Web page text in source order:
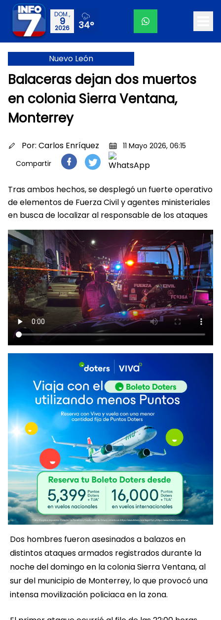
DOM.,
9
2026 34°
Nuevo León
Balaceras dejan dos muertos
en colonia Sierra Ventana,
Monterrey
Por: Carlos Enríquez
11 Mayo 2026, 06:15
Compartir
Tras ambos hechos, se desplegó un fuerte operativo
de elementos de Fuerza Civil y agentes ministeriales
en busca de localizar al responsable de los ataques
Dos hombres fueron asesinados a balazos en
distintos ataques armados registrados durante la
noche del domingo en la colonia Sierra Ventana, al
sur del municipio de Monterrey, lo que provocó una
intensa movilización policiaca en la zona.